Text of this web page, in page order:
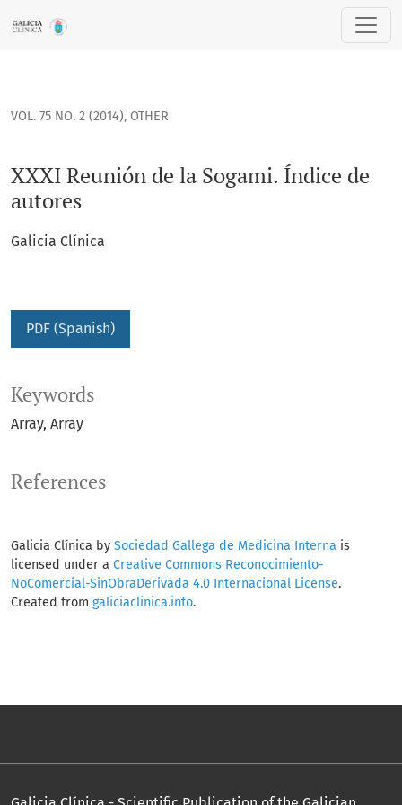
VOL. 75 NO. 2 (2014), OTHER
XXXI Reunión de la Sogami. Índice de
autores
Galicia Clínica
PDF (Spanish)
Keywords
Array Array
References
Galicia Clínica by Sociedad Gallega de Medicina Interna is
licensed under a Creative Commons Reconocimiento-
NoComercial-SinObraDerivada 4.0 Internacional License.
Created from galiciaclinica.info.